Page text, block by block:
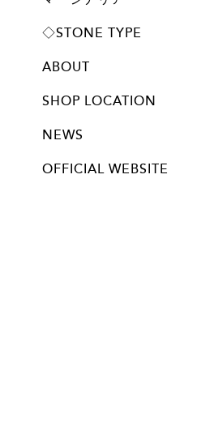
◇STONE TYPE
ABOUT
SHOP LOCATION
NEWS
OFFICIAL WEBSITE